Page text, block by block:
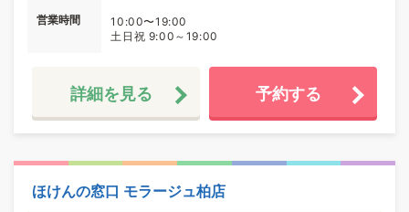
営業時間
10:00〜19:00
土日祝 9:00～19:00
詳細を見る 予約する
ほけんの窓口 モラージュ柏店